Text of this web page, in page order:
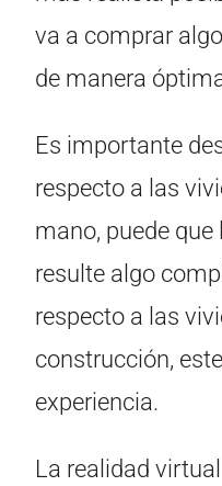
va a comprar
de manera
Es importante
respecto a las
mano, puede que
resulte algo
respecto a las
construcción,
experiencia.
La realidad